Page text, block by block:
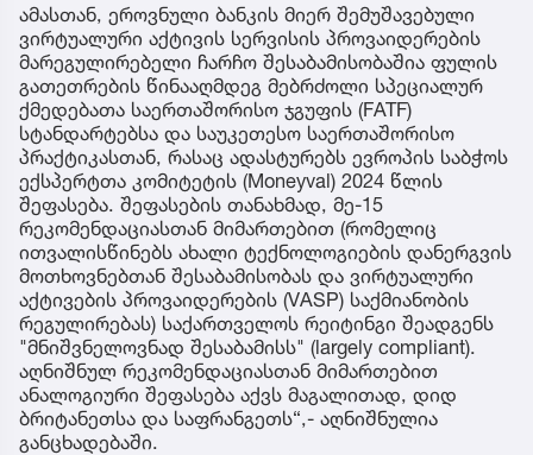
ამასთან, ეროვნული ბანკის მიერ შემუშავებული
ვირტუალური აქტივის სერვისის პროვაიდერების
მარეგულირებელი ჩარჩო შესაბამისობაშია ფულის
გათეთრების წინააღმდეგ მებრძოლი სპეციალურ
ქმედებათა საერთაშორისო ჯგუფის (FATF)
სტანდარტებსა და საუკეთესო საერთაშორისო
პრაქტიკასთან, რასაც ადასტურებს ევროპის საბჭოს
ექსპერტთა კომიტეტის (Moneyval) 2024 წლის
შეფასება. შეფასების თანახმად, მე-15
რეკომენდაციასთან მიმართებით (რომელიც
ითვალისწინებს ახალი ტექნოლოგიების დანერგვის
მოთხოვნებთან შესაბამისობას და ვირტუალური
აქტივების პროვაიდერების (VASP) საქმიანობის
რეგულირებას) საქართველოს რეიტინგი შეადგენს
"მნიშვნელოვნად შესაბამისს" (largely compliant).
აღნიშნულ რეკომენდაციასთან მიმართებით
ანალოგიური შეფასება აქვს მაგალითად, დიდ
ბრიტანეთსა და საფრანგეთს“,- აღნიშნულია
განცხადებაში.